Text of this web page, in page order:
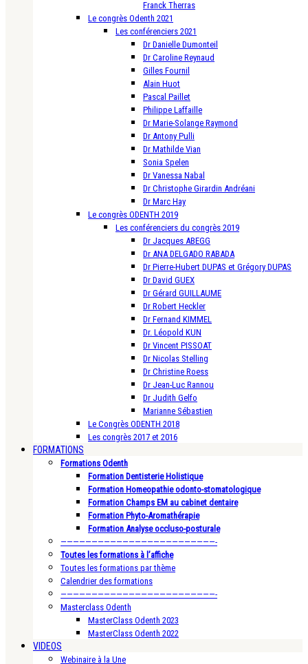
Franck Therras
Le congrès Odenth 2021
Les conférenciers 2021
Dr Danielle Dumonteil
Dr Caroline Reynaud
Gilles Fournil
Alain Huot
Pascal Paillet
Philippe Laffaille
Dr Marie-Solange Raymond
Dr Antony Pulli
Dr Mathilde Vian
Sonia Spelen
Dr Vanessa Nabal
Dr Christophe Girardin Andréani
Dr Marc Hay
Le congrès ODENTH 2019
Les conférenciers du congrès 2019
Dr Jacques ABEGG
Dr ANA DELGADO RABADA
Dr Pierre-Hubert DUPAS et Grégory DUPAS
Dr David GUEX
Dr Gérard GUILLAUME
Dr Robert Heckler
Dr Fernand KIMMEL
Dr. Léopold KUN
Dr Vincent PISSOAT
Dr Nicolas Stelling
Dr Christine Roess
Dr Jean-Luc Rannou
Dr Judith Gelfo
Marianne Sébastien
Le Congrès ODENTH 2018
Les congrès 2017 et 2016
FORMATIONS
Formations Odenth
Formation Dentisterie Holistique
Formation Homeopathie odonto-stomatologique
Formation Champs EM au cabinet dentaire
Formation Phyto-Aromathérapie
Formation Analyse occluso-posturale
—————————————————————————-
Toutes les formations à l’affiche
Toutes les formations par thème
Calendrier des formations
—————————————————————————-
Masterclass Odenth
MasterClass Odenth 2023
MasterClass Odenth 2022
VIDEOS
Webinaire à la Une